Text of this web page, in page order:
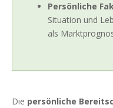
Persönliche
Situation und
als
Die persönliche